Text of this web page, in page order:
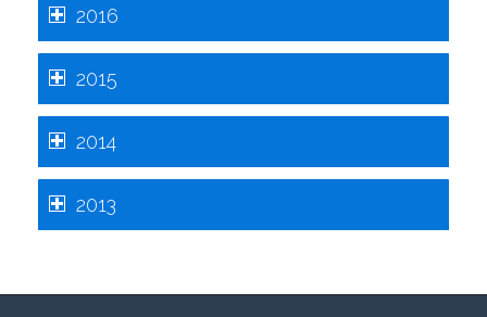
2016
2015
2014
2013